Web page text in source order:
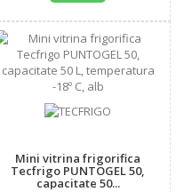
Mini vitrina frigorifica
Tecfrigo PUNTOGEL 50,
capacitate 50...